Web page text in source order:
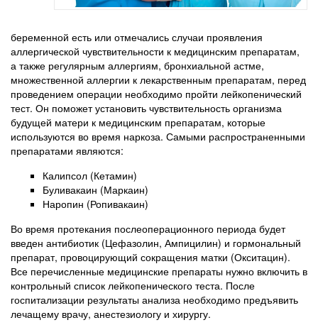
беременной есть или отмечались случаи проявления
аллергической чувствительности к медицинским препаратам,
а также регулярным аллергиям, бронхиальной астме,
множественной аллергии к лекарственным препаратам, перед
проведением операции необходимо пройти лейкопенический
тест. Он поможет установить чувствительность организма
будущей матери к медицинским препаратам, которые
используются во время наркоза. Самыми распространенными
препаратами являются:
Калипсол (Кетамин)
Буливакаин (Маркаин)
Наропин (Ропивакаин)
Во время протекания послеоперационного периода будет
введен антибиотик (Цефазолин, Ампицилин) и гормональный
препарат, провоцирующий сокращения матки (Окситацин).
Все перечисленные медицинские препараты нужно включить в
контрольный список лейкопенического теста. После
госпитализации результаты анализа необходимо предъявить
лечащему врачу, анестезиологу и хирургу.